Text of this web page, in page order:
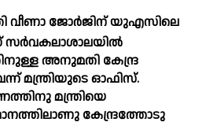
വീണാ ജോര്‍ജിന് യുഎസിലെ
അനുമതി കേന്ദ്ര
മന്ത്രിയുടെ ഓഫിസ്.
മന്ത്രിയെ
കേന്ദ്രത്തോടു